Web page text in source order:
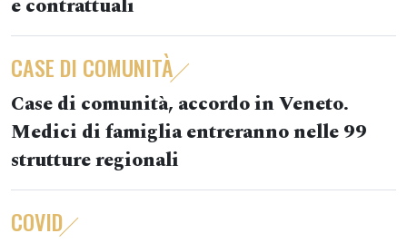
e contrattuali
CASE DI COMUNITÀ
Case di comunità, accordo in Veneto.
Medici di famiglia entreranno nelle 99
strutture regionali
COVID